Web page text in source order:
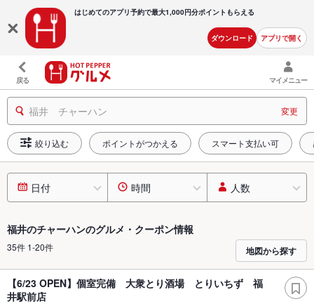
はじめてのアプリ予約で最大1,000円分ポイントもらえる
ダウンロード アプリで開く
戻る マイメニュー
福井 チャーハン 変更
絞り込む ポイントがつかえる スマート支払い可
日付 時間 人数
福井のチャーハンのグルメ・クーポン情報
35件 1-20件 地図から探す
【6/23 OPEN】個室完備 大衆とり酒場 とりいちず 福
井駅前店